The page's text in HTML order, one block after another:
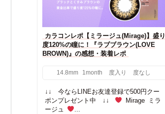
カラコンレポ【ミラージュ(Mirage)】盛り
度120%の瞳に！『ラブブラウン(LOVE
BROWN)』の感想・装着レポ
14.8mm 1month 度入り 度なし
↓↓ 今ならLINEお友達登録で500円クー
ポンプレゼント中 ↓↓
Mirage ミラ
ージュ
...